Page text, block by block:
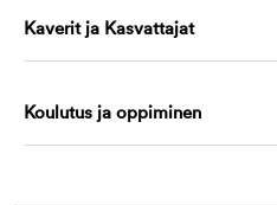
Kaverit ja Kasvattajat
Koulutus ja oppiminen